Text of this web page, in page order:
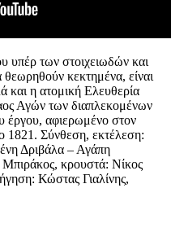
υπέρ των στοιχειωδών και
κεκτημένα, είναι
και η ατομική Ελευθερία
Αγών των διαπλεκομένων
έργου, αφιερωμένο στον
Σύνθεση, εκτέλεση:
Δριβάλα – Αγάπη
κρουστά: Νίκος
Κώστας Γιαλίνης,